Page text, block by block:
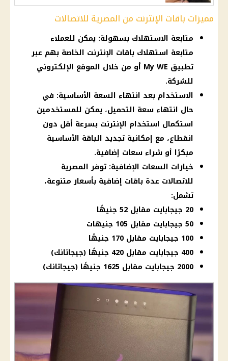
مميزات باقات الإنترنت من المصرية للاتصالات
متابعة الاستهلاك بسهولة: يمكن للعملاء
متابعة استهلاك باقات الإنترنت الخاصة بهم عبر
تطبيق My WE أو من خلال الموقع الإلكتروني
للشركة.
الاستخدام بعد انتهاء السعة الأساسية: في
حال انتهاء سعة التحميل، يمكن للمستخدمين
استكمال استخدام الإنترنت بسرعة أقل دون
انقطاع، مع إمكانية تجديد الباقة الأساسية
مبكرًا أو شراء سعات إضافية.
خيارات السعات الإضافية: توفر المصرية
للاتصالات عدة باقات إضافية بأسعار متنوعة،
تشمل:
20 جيجابايت مقابل 52 جنيهًا
50 جيجابايت مقابل 105 جنيهات
100 جيجابايت مقابل 170 جنيهًا
400 جيجابايت مقابل 420 جنيهًا (جيجاتانك)
2000 جيجابايت مقابل 1625 جنيهًا (جيجاتانك)